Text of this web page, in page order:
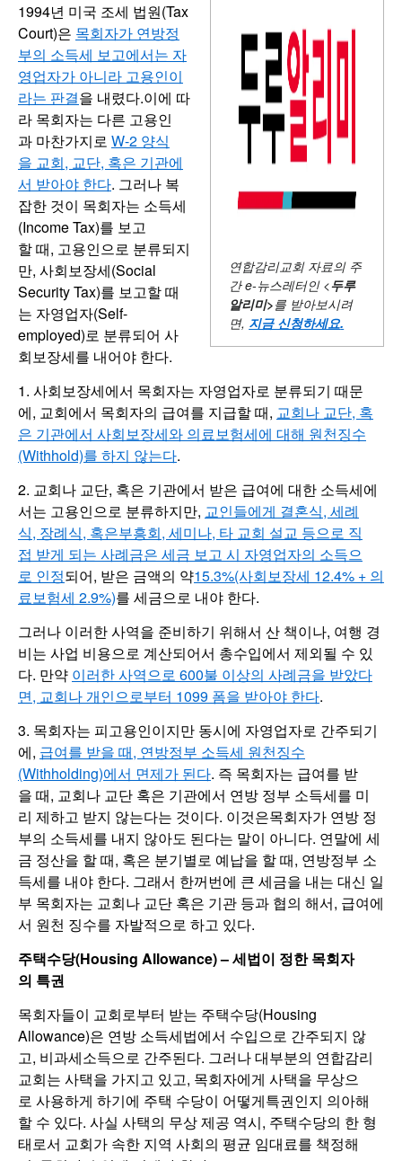
연합감리교회 자료의 주
간e-뉴스레터인 <두루
알리미>를 받아보시려
면, 지금 신청하세요.
1994년 미국 조세 법원(Tax
Court)은 목회자가 연방정
부의 소득세 보고에서는 자
영업자가 아니라 고용인이
라는 판결을 내렸다.이에 따
라 목회자는 다른 고용인
과 마찬가지로 W-2 양식
을 교회, 교단, 혹은 기관에
서 받아야 한다. 그러나 복
잡한 것이 목회자는 소득세
(Income Tax)를 보고
할 때, 고용인으로 분류되지
만, 사회보장세(Social
Security Tax)를 보고할 때
는 자영업자(Self-
employed)로 분류되어 사
회보장세를 내어야 한다.
1. 사회보장세에서 목회자는 자영업자로 분류되기 때문
에, 교회에서 목회자의 급여를 지급할 때, 교회나 교단, 혹
은 기관에서 사회보장세와 의료보험세에 대해 원천징수
(Withhold)를 하지 않는다.
2. 교회나 교단, 혹은 기관에서 받은 급여에 대한 소득세에
서는 고용인으로 분류하지만, 교인들에게 결혼식, 세례
식, 장례식, 혹은부흥회, 세미나, 타 교회 설교 등으로 직
접 받게 되는 사례금은 세금 보고 시 자영업자의 소득으
로 인정되어, 받은 금액의 약15.3%(사회보장세 12.4% + 의
료보험세 2.9%)를 세금으로 내야 한다.
그러나 이러한 사역을 준비하기 위해서 산 책이나, 여행 경
비는 사업 비용으로 계산되어서 총수입에서 제외될 수 있
다. 만약 이러한 사역으로 600불 이상의 사례금을 받았다
면, 교회나 개인으로부터 1099 폼을 받아야 한다.
3. 목회자는 피고용인이지만 동시에 자영업자로 간주되기
에, 급여를 받을 때, 연방정부 소득세 원천징수
(Withholding)에서 면제가 된다. 즉 목회자는 급여를 받
을 때, 교회나 교단 혹은 기관에서 연방 정부 소득세를 미
리 제하고 받지 않는다는 것이다. 이것은목회자가 연방 정
부의 소득세를 내지 않아도 된다는 말이 아니다. 연말에 세
금 정산을 할 때, 혹은 분기별로 예납을 할 때, 연방정부 소
득세를 내야 한다. 그래서 한꺼번에 큰 세금을 내는 대신 일
부 목회자는 교회나 교단 혹은 기관 등과 협의 해서, 급여에
서 원천 징수를 자발적으로 하고 있다.
주택수당(Housing Allowance) –세법이 정한목회자
의 특권
목회자들이 교회로부터 받는 주택수당(Housing
Allowance)은 연방 소득세법에서 수입으로 간주되지 않
고, 비과세소득으로 간주된다. 그러나 대부분의 연합감리
교회는 사택을 가지고 있고, 목회자에게 사택을 무상으
로 사용하게 하기에 주택 수당이 어떻게특권인지 의아해
할 수 있다. 사실 사택의 무상 제공 역시, 주택수당의 한 형
태로서 교회가 속한 지역 사회의 평균 임대료를 책정해